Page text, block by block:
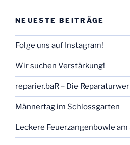
NEUESTE BEITRÄGE
Folge uns auf Instagram!
Wir suchen Verstärkung!
reparier.baR – Die
Männertag im Schlossgarten
Leckere Feuerzangenbowle